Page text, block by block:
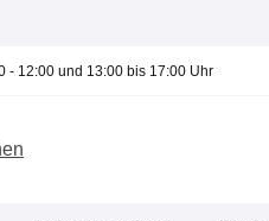
- 12:00 und 13:00 bis 17:00 Uhr